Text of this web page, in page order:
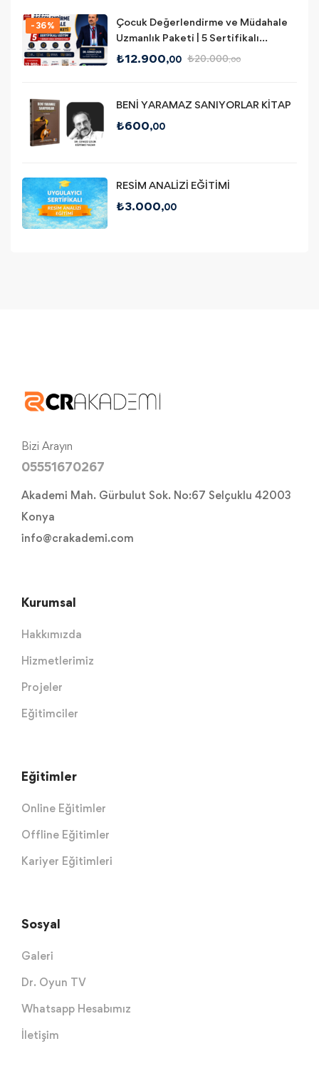
-36%
Çocuk Değerlendirme ve Müdahale
Uzmanlık Paketi | 5 Sertifikalı
Offline- online Eğitim + Süpervizyon
₺12.900,00 ₺20.000,00
BENİ YARAMAZ SANIYORLAR KİTAP
₺600,00
RESİM ANALİZİ EĞİTİMİ
₺3.000,00
Bizi Arayın
05551670267
Akademi Mah. Gürbulut Sok. No:67 Selçuklu 42003
Konya
info@crakademi.com
Kurumsal
Hakkımızda
Hizmetlerimiz
Projeler
Eğitimciler
Eğitimler
Online Eğitimler
Offline Eğitimler
Kariyer Eğitimleri
Sosyal
Galeri
Dr. Oyun TV
Whatsapp Hesabımız
İletişim